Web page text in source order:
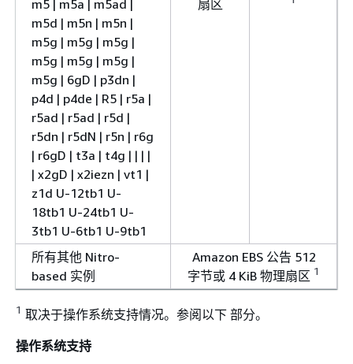
m5 | m5a | m5ad |
m5d | m5n | m5n |
m5g | m5g | m5g |
m5g | m5g | m5g |
m5g | 6gD | p3dn |
p4d | p4de | R5 | r5a |
r5ad | r5ad | r5d |
r5dn | r5dN | r5n | r6g
| r6gD | t3a | t4g | | | |
| x2gD | x2iezn | vt1 |
z1d U-12tb1 U-
18tb1 U-24tb1 U-
3tb1 U-6tb1 U-9tb1
扇区
所有其他 Nitro-
based 实例
Amazon EBS 公告 512
字节或 4 KiB 物理扇区 1
1 取决于操作系统支持情况。参阅以下 部分。
操作系统支持